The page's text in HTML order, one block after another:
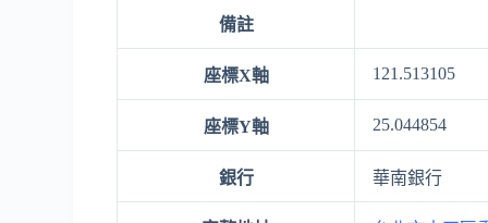
備註
座標X軸 121.513105
座標Y軸 25.044854
銀行 華南銀行